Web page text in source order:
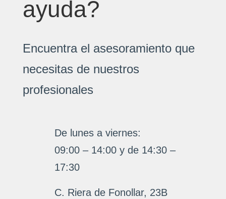
ayuda?
Encuentra el asesoramiento que
necesitas de nuestros
profesionales
De lunes a viernes:
09:00 – 14:00 y de 14:30 –
17:30
C. Riera de Fonollar, 23B